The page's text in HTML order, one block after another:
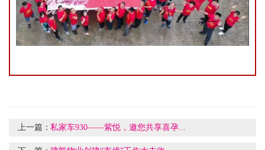
上一篇：私家车930——紫悦，邀您共享喜孕...